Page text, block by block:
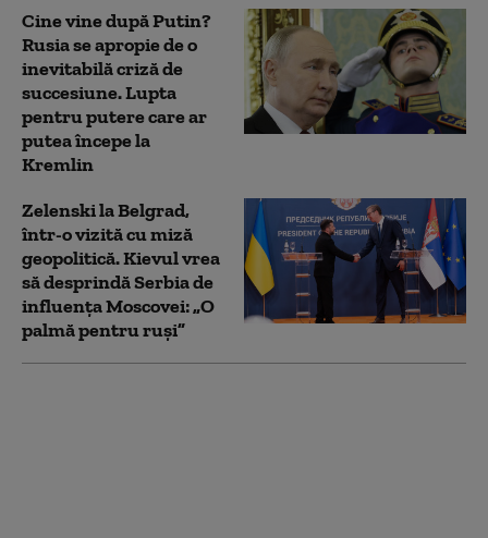
Cine vine după Putin?
Rusia se apropie de o
inevitabilă criză de
succesiune. Lupta
pentru putere care ar
putea începe la
Kremlin
Zelenski la Belgrad,
într-o vizită cu miză
geopolitică. Kievul vrea
să desprindă Serbia de
influența Moscovei: „O
palmă pentru ruși”